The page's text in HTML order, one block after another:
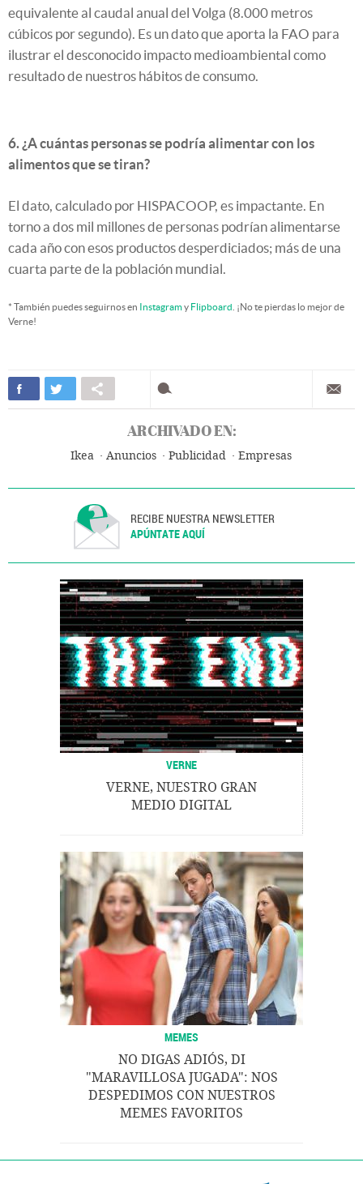
equivalente al caudal anual del Volga (8.000 metros
cúbicos por segundo). Es un dato que aporta la FAO para
ilustrar el desconocido impacto medioambiental como
resultado de nuestros hábitos de consumo.
6. ¿A cuántas personas se podría alimentar con los
alimentos que se tiran?
El dato, calculado por HISPACOOP, es impactante. En
torno a dos mil millones de personas podrían alimentarse
cada año con esos productos desperdiciados; más de una
cuarta parte de la población mundial.
* También puedes seguirnos en Instagramy Flipboard . ¡No te pierdas lo mejor de
Verne!
ARCHIVADO EN:
Ikea Anuncios Publicidad Empresas
RECIBE NUESTRA NEWSLETTER
APÚNTATE AQUÍ
VERNE
VERNE, NUESTRO GRAN
MEDIO DIGITAL
MEMES
NO DIGAS ADIÓS, DI
"MARAVILLOSA JUGADA": NOS
DESPEDIMOS CON NUESTROS
MEMES FAVORITOS